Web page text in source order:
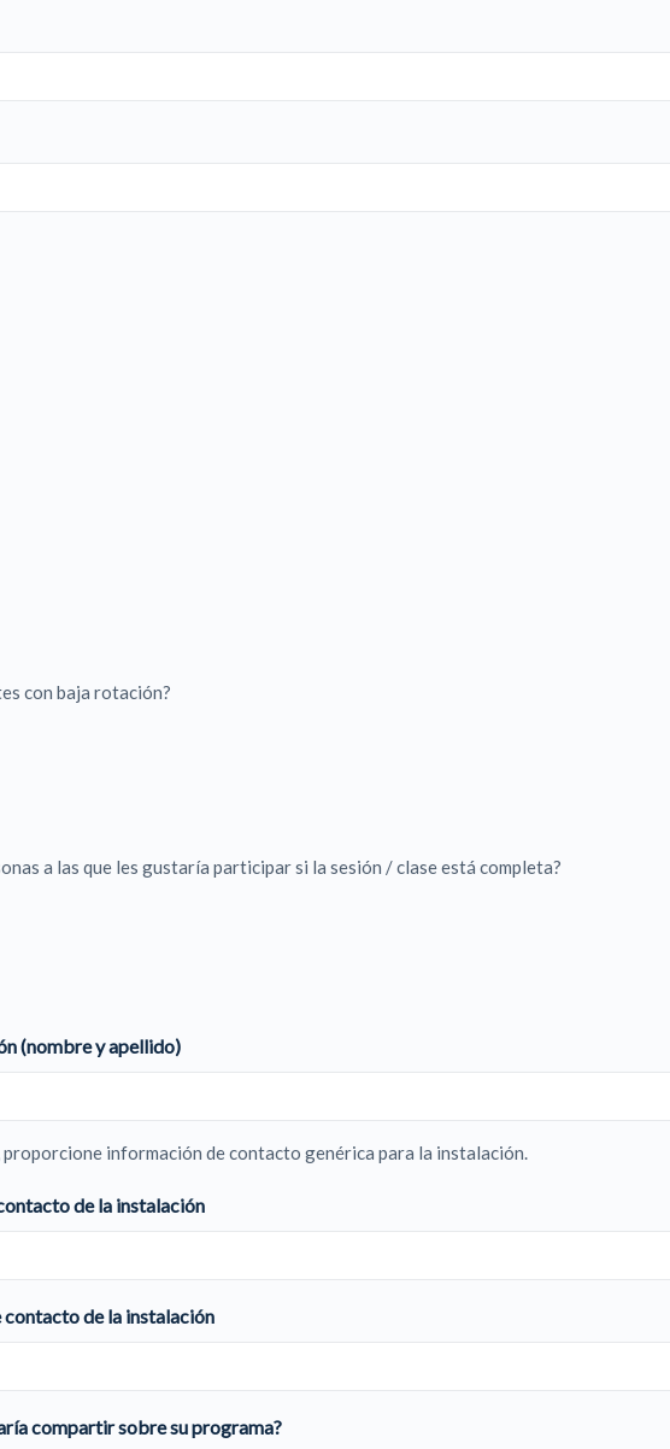
con baja rotación?
a las que les gustaría participar si la sesión / clase está completa?
(nombre y apellido)
información de contacto genérica para la instalación.
de la instalación
de la instalación
compartir sobre su programa?